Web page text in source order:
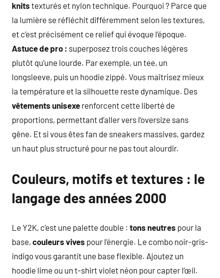
knits texturés et nylon technique. Pourquoi ? Parce que
la lumière se réfléchit différemment selon les textures,
et c’est précisément ce relief qui évoque l’époque.
Astuce de pro : superposez trois couches légères
plutôt qu’une lourde. Par exemple, un tee, un
longsleeve, puis un hoodie zippé. Vous maîtrisez mieux
la température et la silhouette reste dynamique. Des
vêtements unisexe renforcent cette liberté de
proportions, permettant d’aller vers l’oversize sans
gêne. Et si vous êtes fan de sneakers massives, gardez
un haut plus structuré pour ne pas tout alourdir.
Couleurs, motifs et textures : le
langage des années 2000
Le Y2K, c’est une palette double : tons neutres pour la
base, couleurs vives pour l’énergie. Le combo noir-gris-
indigo vous garantit une base flexible. Ajoutez un
hoodie lime ou un t-shirt violet néon pour capter l’œil.